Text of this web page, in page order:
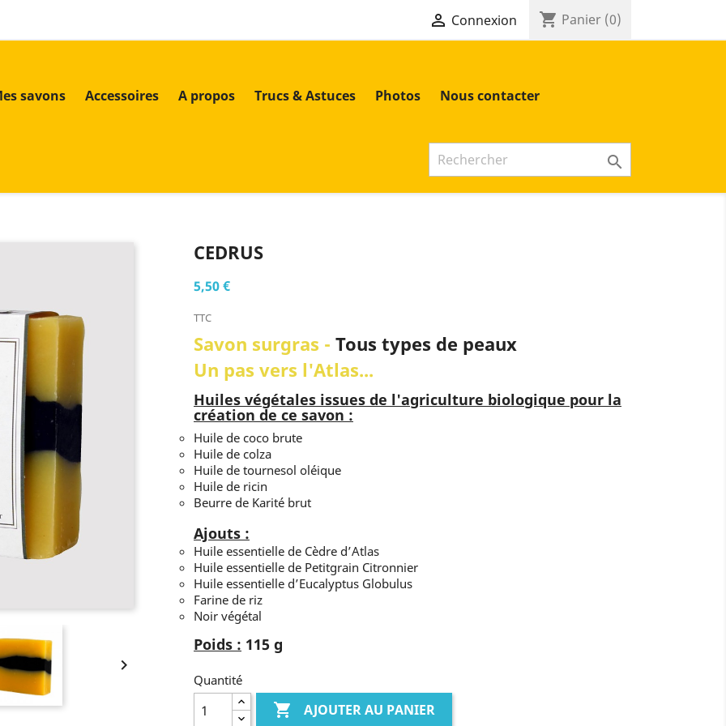
 Connexion shopping_cart Panier (0)
savons Accessoires A propos Trucs & Astuces Photos Nous contacter


CEDRUS
5,50 €
TTC
Savon surgras - Tous types de peaux
Un pas vers l'Atlas...
Huiles végétales issues de l'agriculture biologique pour la
création de ce savon :
Huile de coco brute
Huile de colza
Huile de tournesol oléique
Huile de ricin
Beurre de Karité brut
Ajouts :
Huile essentielle de Cèdre d’Atlas
Huile essentielle de Petitgrain Citronnier
Huile essentielle d’Eucalyptus Globulus
Farine de riz
Noir végétal
Poids : 115 g
Quantité
 AJOUTER AU PANIER